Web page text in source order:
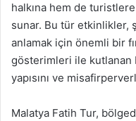
halkına hem de
sunar. Bu tür etkinlikler,
anlamak için önemli bir
gösterimleri ile kutlanan
yapısını ve
Malatya Fatih Tur,